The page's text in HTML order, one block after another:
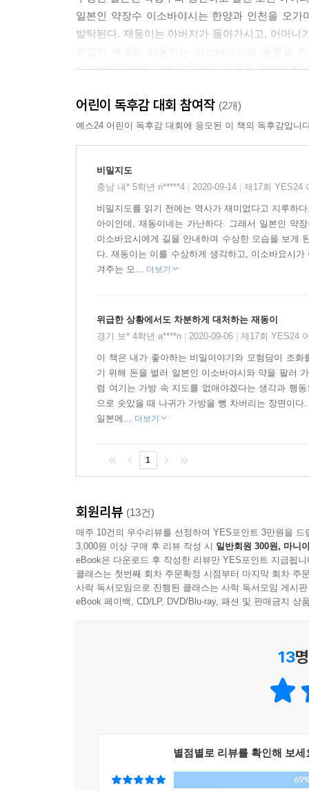
일본인 약장수 이소바야시는 한양과 인천을 오
발탁된다. 재동이는 아버지가 돌아가시고, 어머
이소바야시에게 다른 꿍꿍이가 있음을 알아차
어린이 독후감 대회 참여작 (2개)
예스24 어린이 독후감 대회에 응모된 이 책의 독후감입니
비밀지도
충남 내* 5학년 n*****4
2020-09-14 제17회 YES24
비밀지도를 읽기 전에는 역사가 재미없다고 지루하
아이인데, 재동이네는 가난하다. 그래서 일본인 약
이소바요시에게 길을 안내하며 수상한 모습을 보게
다. 재동이는 이를 수상하게 생각하고, 이소바요시
겨주는 모... 더보기
위급한 상황에서도 차분하게 대처하는 재동이
경기 보* 4학년 a****n
2020-09-06 제17회 YES24
이 책은 내가 좋아하는 비밀이야기와 모험담이 조
기 위해 돈을 벌러 일본인 이소바야시와 약을 팔러
럼 여기는 가방 속 지도를 없애야겠다는 생각과 행
으로 솟았을 때 나귀가 가방을 뻥 차버리는 장면이
일본에... 더보기
1
회원리뷰 (13건)
매주 10건의 우수리뷰를 선정하여 YES포인트 3만원을 드
3,000원 이상 구매 후 리뷰 작성 시 일반회원 300원, 마니
eBook은 다운로드 후 작성한 리뷰만 YES포인트 지급됩니
클래스는 첫번째 회차 주문확정 시점부터 마지막 회차 주
사락 독서모임으로 진행된 클래스는 사락 독서모임 게시
eBook 페이백, CD/LP, DVD/Blu-ray, 패션 및 판매금지 상
13
별점별로 리뷰를 확인해 보세